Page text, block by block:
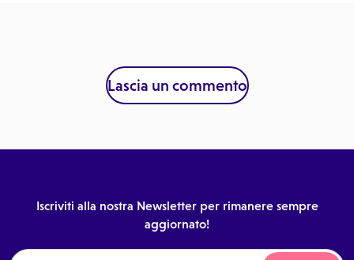
Lascia un commento
Iscriviti alla nostra Newsletter per rimanere sempre
aggiornato!